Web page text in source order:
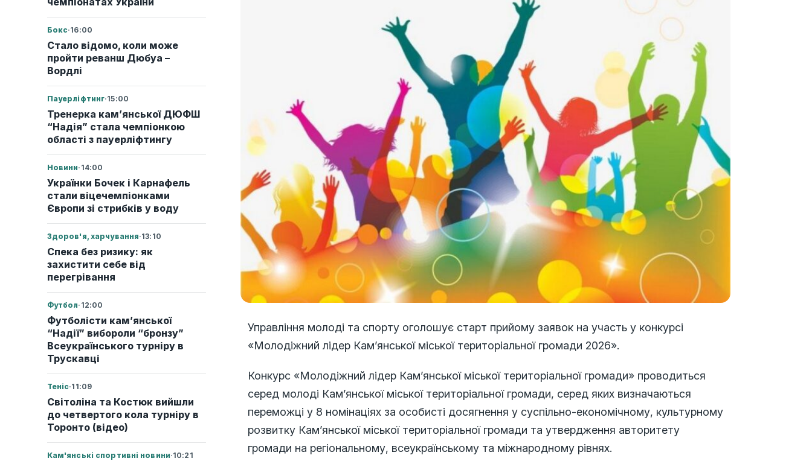
Бокс·16:00
Стало відомо, коли може
пройти реванш Дюбуа –
Вордлі
Пауерліфтинг·15:00
Тренерка кам’янської ДЮФШ
“Надія” стала чемпіонкою
області з пауерліфтингу
Новини· 14:00
Українки Бочек і Карнафель
стали віцечемпіонками
Європи зі стрибків у воду
Здоров'я, харчування·13:10
Спека без ризику: як
захистити себе від
перегрівання
Футбол· 12:00
Футболісти кам’янської
“Надії” вибороли “бронзу”
Всеукраїнського турніру в
Трускавці
Теніс·11:09
Світоліна та Костюк вийшли
до четвертого кола турніру в
Торонто (відео)
Кам'янські спортивні новини·10:21
Управління молоді та спорту оголошує старт прийому заявок на участь у конкурсі
«Молодіжний лідер Кам’янської міської територіальної громади 2026».
Конкурс «Молодіжний лідер Кам’янської міської територіальної громади» проводиться
серед молоді Кам’янської міської територіальної громади, серед яких визначаються
переможці у 8 номінаціях за особисті досягнення у суспільно-економічному, культурному
розвитку Кам’янської міської територіальної громади та утвердження авторитету
громади на регіональному, всеукраїнському та міжнародному рівнях.